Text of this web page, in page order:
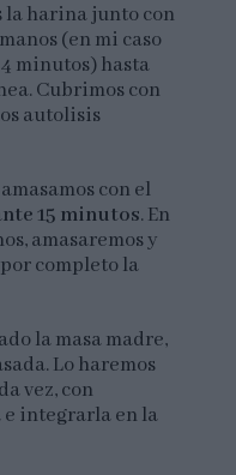
la harina junto con
(en mi caso
minutos) hasta
Cubrimos con
autolisis
con el
15 minutos. En
amasaremos y
completo la
la masa madre,
Lo haremos
vez, con
integrarla en la